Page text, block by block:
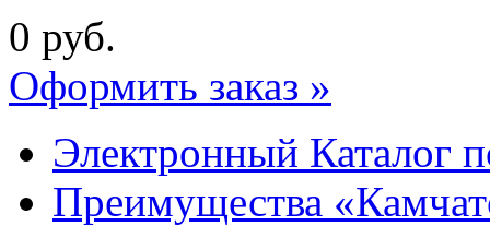
0 руб.
Оформить заказ »
Электронный Каталог
Преимущества